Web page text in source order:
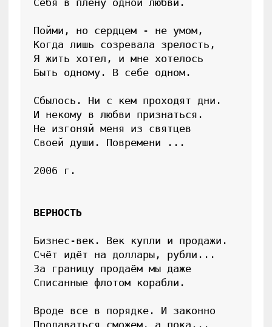
Себя в плену одной любви.
Пойми, но сердцем - не умом,
Когда лишь созревала зрелость,
Я жить хотел, и мне хотелось
Быть одному. В себе одном.
Сбылось. Ни с кем проходят дни.
И некому в любви признаться.
Не изгоняй меня из святцев
Своей души. Повремени ...
2006 г.
ВЕРНОСТЬ
Бизнес-век. Век купли и продажи.
Счёт идёт на доллары, рубли...
За границу продаём мы даже
Списанные флотом корабли.
Вроде все в порядке. И законно